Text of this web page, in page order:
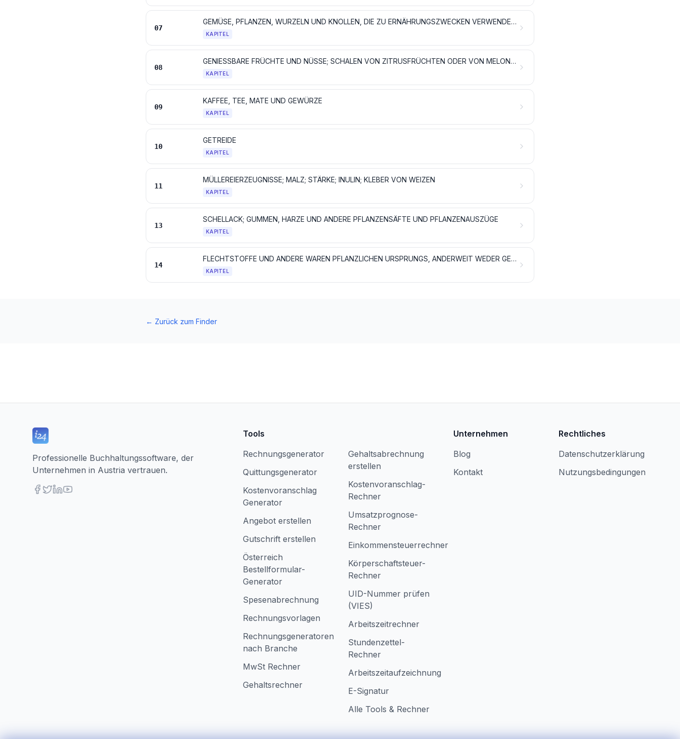
07
GEMÜSE, PFLANZEN, WURZELN UND KNOLLEN, DIE ZU ERNÄHRUNGSZWECKEN VERWENDET WERDEN
KAPITEL
08
GENIESSBARE FRÜCHTE UND NÜSSE; SCHALEN VON ZITRUSFRÜCHTEN ODER VON MELONEN
KAPITEL
09
KAFFEE, TEE, MATE UND GEWÜRZE
KAPITEL
10
GETREIDE
KAPITEL
11
MÜLLEREIERZEUGNISSE; MALZ; STÄRKE; INULIN; KLEBER VON WEIZEN
KAPITEL
13
SCHELLACK; GUMMEN, HARZE UND ANDERE PFLANZENSÄFTE UND PFLANZENAUSZÜGE
KAPITEL
14
FLECHTSTOFFE UND ANDERE WAREN PFLANZLICHEN URSPRUNGS, ANDERWEIT WEDER GENANNT NOCH INBEGRIFFEN
KAPITEL
← Zurück zum Finder
Professionelle Buchhaltungssoftware, der
Unternehmen in Austria vertrauen.
Tools
Rechnungsgenerator
Quittungsgenerator
Kostenvoranschlag
Generator
Angebot erstellen
Gutschrift erstellen
Österreich
Bestellformular-
Generator
Spesenabrechnung
Rechnungsvorlagen
Rechnungsgeneratoren
nach Branche
MwSt Rechner
Gehaltsrechner
Gehaltsabrechnung
erstellen
Kostenvoranschlag-
Rechner
Umsatzprognose-
Rechner
Einkommensteuerrechner
Körperschaftsteuer-
Rechner
UID-Nummer prüfen
(VIES)
Arbeitszeitrechner
Stundenzettel-
Rechner
Arbeitszeitaufzeichnung
E-Signatur
Alle Tools & Rechner
Unternehmen
Blog
Kontakt
Rechtliches
Datenschutzerklärung
Nutzungsbedingungen